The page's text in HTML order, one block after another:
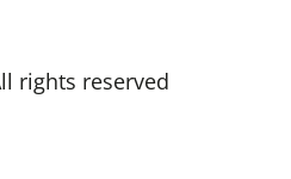
rights reserved